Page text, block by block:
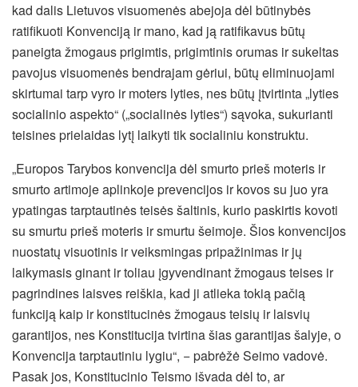
kad dalis Lietuvos visuomenės abejoja dėl būtinybės
ratifikuoti Konvenciją ir mano, kad ją ratifikavus būtų
paneigta žmogaus prigimtis, prigimtinis orumas ir sukeltas
pavojus visuomenės bendrajam gėriui, būtų eliminuojami
skirtumai tarp vyro ir moters lyties, nes būtų įtvirtinta „lyties
socialinio aspekto“ („socialinės lyties“) sąvoka, sukurianti
teisines prielaidas lytį laikyti tik socialiniu konstruktu.
„Europos Tarybos konvencija dėl smurto prieš moteris ir
smurto artimoje aplinkoje prevencijos ir kovos su juo yra
ypatingas tarptautinės teisės šaltinis, kurio paskirtis kovoti
su smurtu prieš moteris ir smurtu šeimoje. Šios konvencijos
nuostatų visuotinis ir veiksmingas pripažinimas ir jų
laikymasis ginant ir toliau įgyvendinant žmogaus teises ir
pagrindines laisves reiškia, kad ji atlieka tokią pačią
funkciją kaip ir konstitucinės žmogaus teisių ir laisvių
garantijos, nes Konstitucija tvirtina šias garantijas šalyje, o
Konvencija tarptautiniu lygiu“, − pabrėžė Seimo vadovė.
Pasak jos, Konstitucinio Teismo išvada dėl to, ar